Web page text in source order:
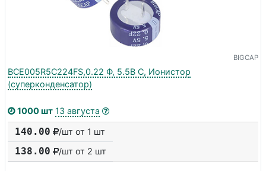
BIGCAP
BCE005R5C224FS,0.22 Ф, 5.5В С, Ионистор
(суперконденсатор)
1000 шт 13 августа
140.00 /шт от 1 шт
138.00 /шт от 2 шт